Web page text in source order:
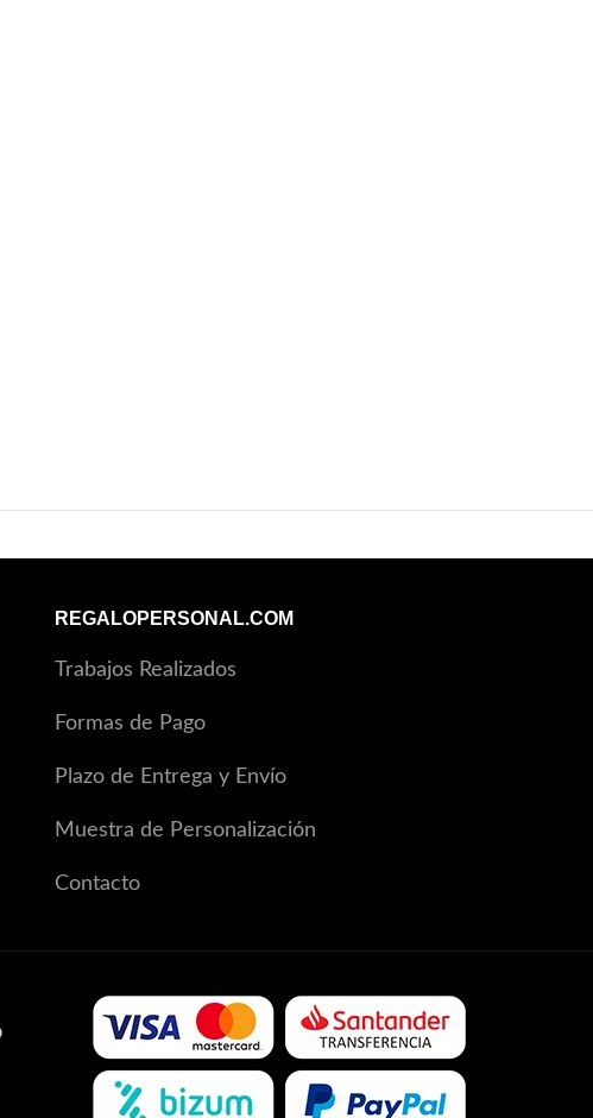
REGALOPERSONAL.COM
Trabajos Realizados
Formas de Pago
Plazo de Entrega y Envío
Muestra de Personalización
Contacto